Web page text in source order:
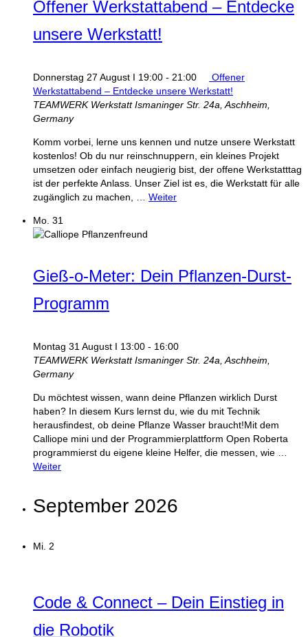
Offener Werkstattabend – Entdecke
unsere Werkstatt!
Donnerstag 27 August I 19:00 - 21:00
Offener
Werkstattabend – Entdecke unsere Werkstatt!
TEAMWERK WerkstattIsmaninger Str. 24a, Aschheim,
Germany
Komm vorbei, lerne uns kennen und nutze unsere Werkstatt
kostenlos! Ob du nur reinschnuppern, ein kleines Projekt
umsetzen oder einfach neugierig bist, der offene Werkstatttag
ist der perfekte Anlass. Unser Ziel ist es, die Werkstatt für alle
zugänglich zu machen, … Weiter
Mo. 31
Gieß-o-Meter: Dein Pflanzen-Durst-
Programm
Montag 31 August I 13:00 - 16:00
TEAMWERK WerkstattIsmaninger Str. 24a, Aschheim,
Germany
Du möchtest wissen, wann deine Pflanzen wirklich Durst
haben? In diesem Kurs lernst du, wie du mit Technik
herausfindest, ob deine Pflanze Wasser braucht!Mit dem
Calliope mini und der Programmierplattform Open Roberta
programmierst du eigene kleine Helfer, die messen, wie …
Weiter
September 2026
Mi. 2
Code & Connect – Dein Einstieg in
die Robotik